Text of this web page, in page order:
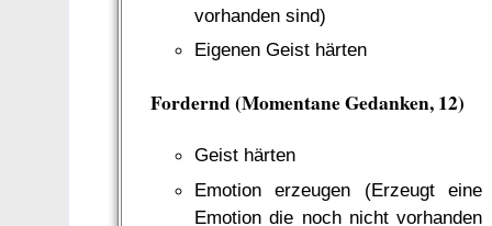
vorhanden sind)
Eigenen Geist härten
Fordernd (Momentane Gedanken, 12)
Geist härten
Emotion erzeugen (Erzeugt eine
Emotion die noch nicht vorhanden